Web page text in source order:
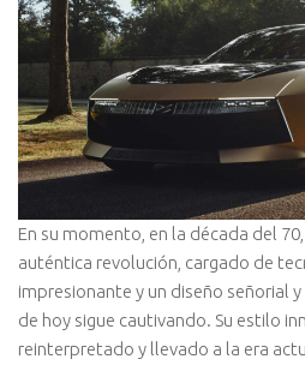
En su momento, en la década del
auténtica revolución, cargado de
impresionante y un diseño señorial
de hoy sigue cautivando. Su estilo
reinterpretado y llevado a la era